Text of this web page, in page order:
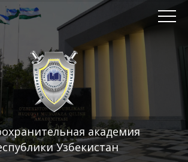
академия
Узбекистан